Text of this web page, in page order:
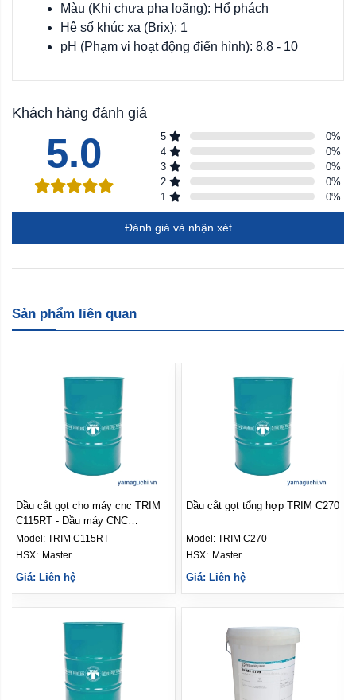
Màu (Khi chưa pha loãng): Hổ phách
Hệ số khúc xạ (Brix): 1
pH (Phạm vi hoạt động điển hình): 8.8 - 10
Khách hàng đánh giá
5.0 5 0%
4
0%
3
0%
2
0%
1
0%
Đánh giá và nhận xét
Sản phẩm liên quan
Dầu cắt gọt cho máy cnc TRIM
C115RT - Dầu máy CNC
MASTER
Model: TRIM C115RT
Master
Giá: Liên hệ
Dầu cắt gọt tổng hợp TRIM C270
Model: TRIM C270
HSX: Master
Giá: Liên hệ